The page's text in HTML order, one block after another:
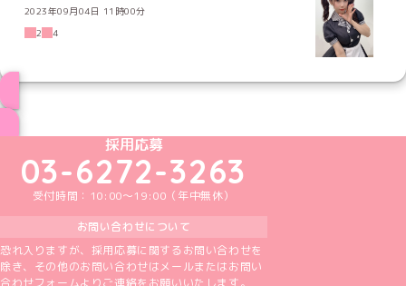
2023年09月04日 11時00分
2
4
めいどりーみんTikTok公式アカウント
めいどりーみんX公式アカウント
めいどりーみんInstagram公式アカウント
めいどりーみんFacebook公式アカウン
めいどりーみんYouTube公式アカ
採用応募
03-6272-3263
受付時間：10:00～19:00（年中無休）
お問い合わせについて
恐れ入りますが、採用応募に関するお問い合わせを
除き、その他のお問い合わせはメールまたはお問い
合わせフォームよりご連絡をお願いいたします。